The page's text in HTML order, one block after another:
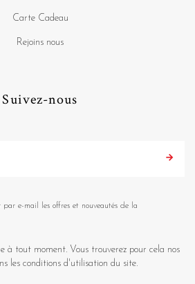
Carte Cadeau
Rejoins nous
Suivez-nous
par e-mail les offres et nouveautés de la
à tout moment. Vous trouverez pour cela nos
les conditions d'utilisation du site.